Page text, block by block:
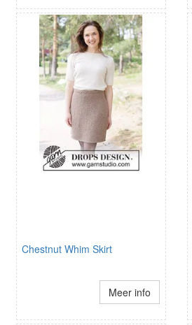
Chestnut Whim Skirt
Meer info